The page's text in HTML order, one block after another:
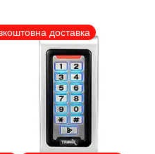
доставка